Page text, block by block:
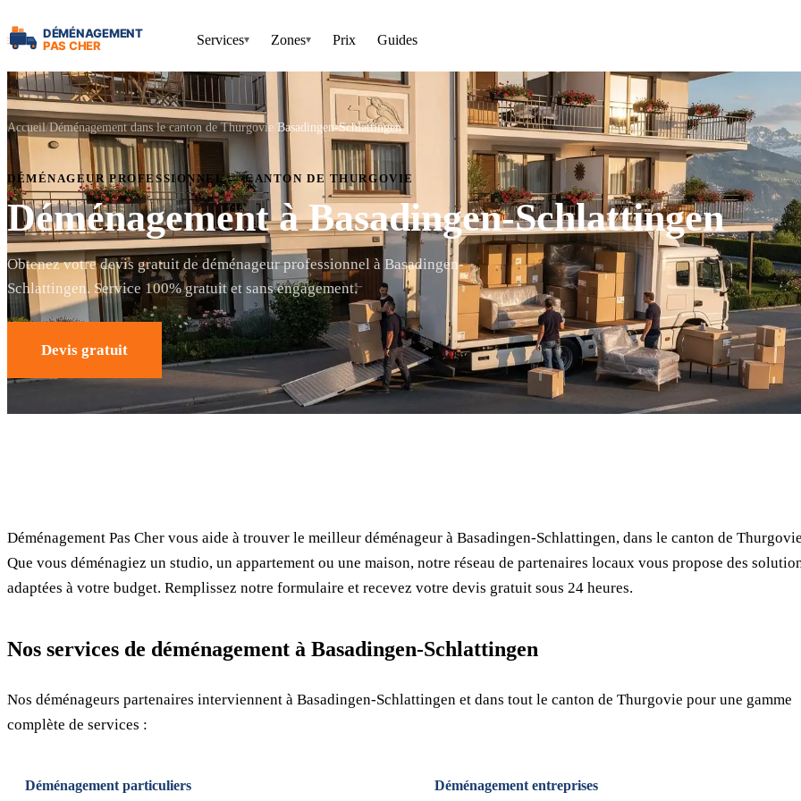
Services▾ Zones▾ Prix Guides
Accueil Déménagement dans le canton de Thurgovie Basadingen-Schlattingen
DÉMÉNAGEUR PROFESSIONNEL — CANTON DE THURGOVIE
Déménagement à Basadingen-Schlattingen
Obtenez votre devis gratuit de déménageur professionnel à Basadingen-
Schlattingen. Service 100% gratuit et sans engagement.
Devis gratuit
Déménagement Pas Cher vous aide à trouver le meilleur déménageur à Basadingen-Schlattingen, dans le canton de
Que vous déménagiez un studio, un appartement ou une maison, notre réseau de partenaires locaux vous propose des
adaptées à votre budget. Remplissez notre formulaire et recevez votre devis gratuit sous 24 heures.
Nos services de déménagement à Basadingen-Schlattingen
Nos déménageurs partenaires interviennent à Basadingen-Schlattingen et dans tout le canton de Thurgovie pour une gamme
complète de services :
Déménagement particuliers Déménagement entreprises